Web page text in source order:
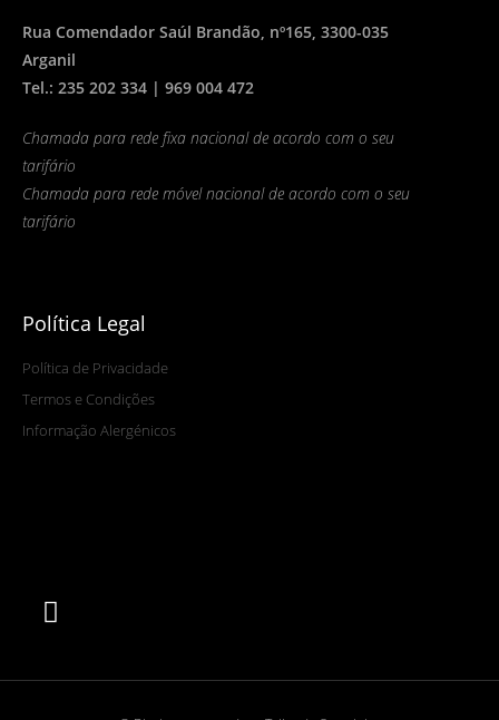
Rua Comendador Saúl Brandão, nº165, 3300-035
Arganil
Tel.: 235 202 334 | 969 004 472
Chamada para rede fixa nacional de acordo com o seu
tarifário
Chamada para rede móvel nacional de acordo com o seu
tarifário
Política Legal
Política de Privacidade
Termos e Condições
Informação Alergénicos